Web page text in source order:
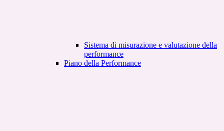
Sistema di misurazione e valutazione della
performance
Piano della Performance